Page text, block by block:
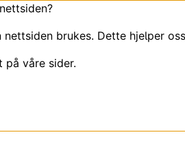
brukes. Dette hjelper
på våre sider.